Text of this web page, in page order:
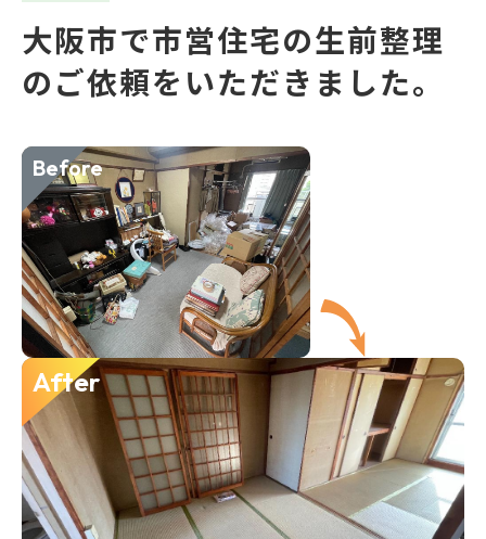
大阪市で市営住宅の生前整理
のご依頼をいただきました。
Before
After